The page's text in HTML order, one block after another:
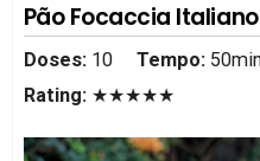
Pão Focaccia Italiano
Doses: 10 Tempo:
Rating: ★★★★★